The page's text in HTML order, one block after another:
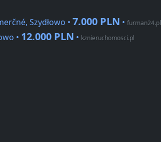
Szydłowo • 7.000 PLN • furman24.pl
• 12.000 PLN • kznieruchomosci.pl